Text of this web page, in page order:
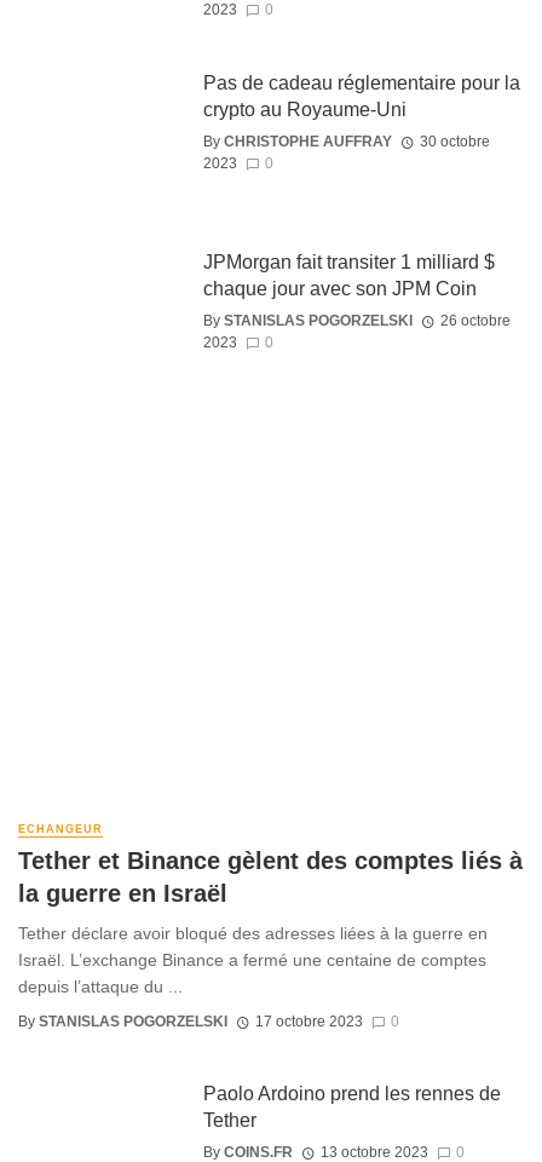
2023
0
Pas de cadeau réglementaire pour la
crypto au Royaume-Uni
By CHRISTOPHE AUFFRAY
30 octobre
2023
0
JPMorgan fait transiter 1 milliard $
chaque jour avec son JPM Coin
By STANISLAS POGORZELSKI
26 octobre
2023
0
ECHANGEUR
Tether et Binance gèlent des comptes liés à
la guerre en Israël
Tether déclare avoir bloqué des adresses liées à la guerre en
Israël. L’exchange Binance a fermé une centaine de comptes
depuis l’attaque du ...
By STANISLAS POGORZELSKI 17 octobre 2023 0
Paolo Ardoino prend les rennes de
Tether
By COINS.FR 13 octobre 2023 0